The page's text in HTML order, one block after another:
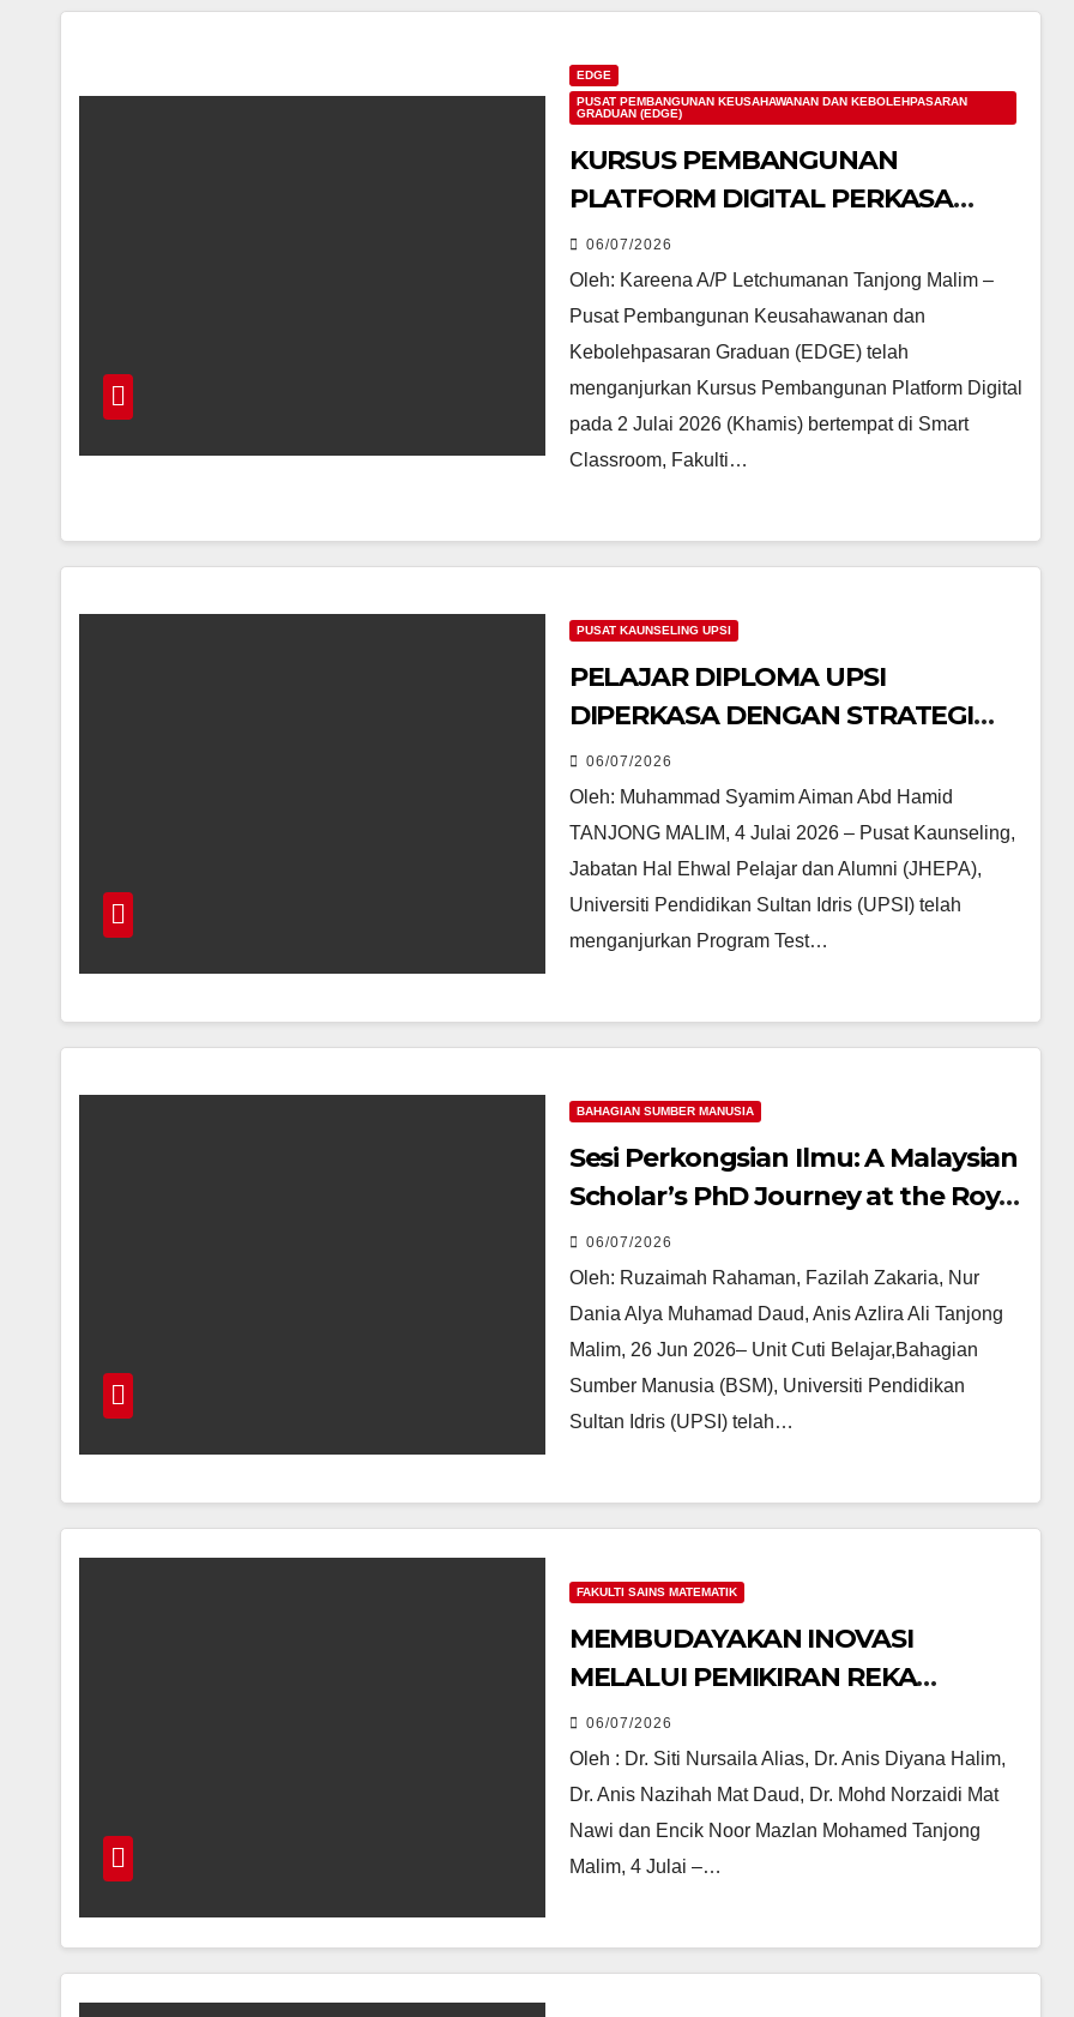
EDGE
PUSAT PEMBANGUNAN KEUSAHAWANAN DAN KEBOLEHPASARAN
GRADUAN (EDGE)
KURSUS PEMBANGUNAN
PLATFORM DIGITAL PERKASA
USAHAWAN MAHASISWA HADAPI
EKOSISTEM KEUSAHAWANAN
DIGITAL
06/07/2026
Oleh: Kareena A/P Letchumanan Tanjong Malim –
Pusat Pembangunan Keusahawanan dan
Kebolehpasaran Graduan (EDGE) telah
menganjurkan Kursus Pembangunan Platform Digital
pada 2 Julai 2026 (Khamis) bertempat di Smart
Classroom, Fakulti…
PUSAT KAUNSELING UPSI
PELAJAR DIPLOMA UPSI
DIPERKASA DENGAN STRATEGI
MENGURUS TEST ANXIETY
06/07/2026
Oleh: Muhammad Syamim Aiman Abd Hamid
TANJONG MALIM, 4 Julai 2026 – Pusat Kaunseling,
Jabatan Hal Ehwal Pelajar dan Alumni (JHEPA),
Universiti Pendidikan Sultan Idris (UPSI) telah
menganjurkan Program Test…
BAHAGIAN SUMBER MANUSIA
Sesi Perkongsian Ilmu: A Malaysian
Scholar’s PhD Journey at the Royal
College of Music, London –
Challenges, Resilience and
Rewards
06/07/2026
Oleh: Ruzaimah Rahaman, Fazilah Zakaria, Nur
Dania Alya Muhamad Daud, Anis Azlira Ali Tanjong
Malim, 26 Jun 2026– Unit Cuti Belajar,Bahagian
Sumber Manusia (BSM), Universiti Pendidikan
Sultan Idris (UPSI) telah…
FAKULTI SAINS MATEMATIK
MEMBUDAYAKAN INOVASI
MELALUI PEMIKIRAN REKA
BENTUK BERBANTUKAN ARDUINO
DAN KECERDASAN BUATAN (AI)
06/07/2026
Oleh : Dr. Siti Nursaila Alias, Dr. Anis Diyana Halim,
Dr. Anis Nazihah Mat Daud, Dr. Mohd Norzaidi Mat
Nawi dan Encik Noor Mazlan Mohamed Tanjong
Malim, 4 Julai –…